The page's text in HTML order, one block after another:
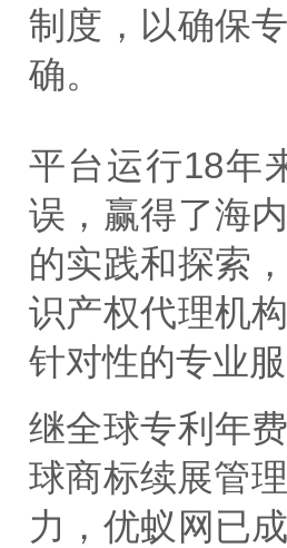
制度，以确保
确。
平台运行18年
误，赢得了海
的实践和探索
识产权代理机
针对性的专业
继全球专利年
球商标续展管
力，优蚁网已